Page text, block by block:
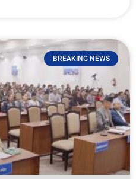
BREAKING NEWS